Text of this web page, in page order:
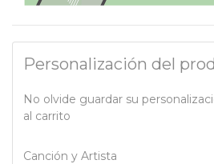
Personalización del
No olvide guardar su
al carrito
Canción y Artista